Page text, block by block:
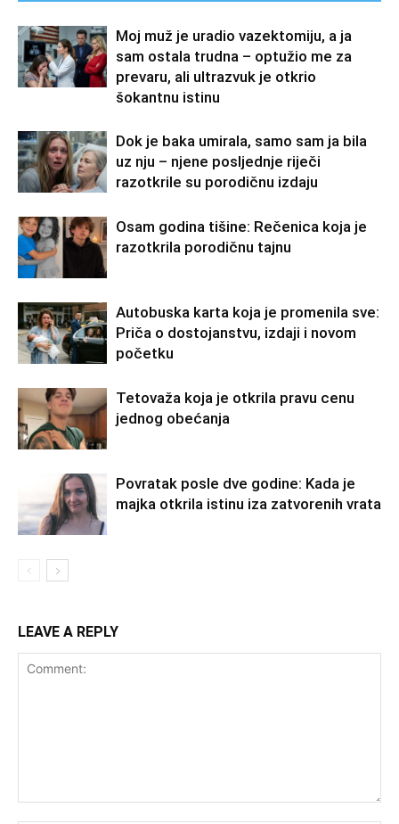
Moj muž je uradio vazektomiju, a ja
sam ostala trudna – optužio me za
prevaru, ali ultrazvuk je otkrio
šokantnu istinu
Dok je baka umirala, samo sam ja bila
uz nju – njene posljednje riječi
razotkrile su porodičnu izdaju
Osam godina tišine: Rečenica koja je
razotkrila porodičnu tajnu
Autobuska karta koja je promenila sve:
Priča o dostojanstvu, izdaji i novom
početku
Tetovaža koja je otkrila pravu cenu
jednog obećanja
Povratak posle dve godine: Kada je
majka otkrila istinu iza zatvorenih vrata
LEAVE A REPLY